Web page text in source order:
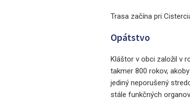
Trasa začína pri
Opátstvo
Kláštor v obci založil v
takmer 800 rokov,
jediný neporušený
stále funkčných